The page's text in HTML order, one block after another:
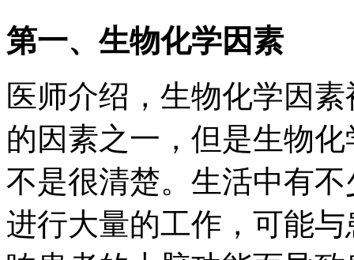
第一、生物化学因素
医师介绍，生物化学因
的因素之一，但是生物
不是很清楚。生活中有
进行大量的工作，可能